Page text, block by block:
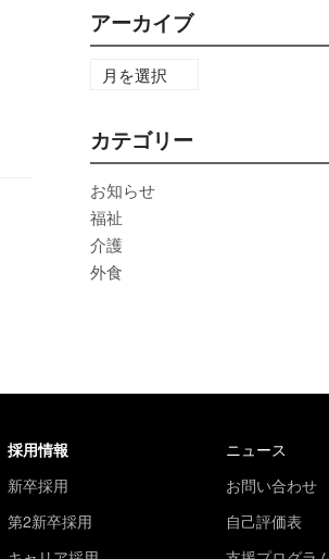
アーカイブ
カテゴリー
お知らせ
福祉
介護
外食
採用情報
新卒採用
第2新卒採用
ニュース
お問い合わせ
自己評価表